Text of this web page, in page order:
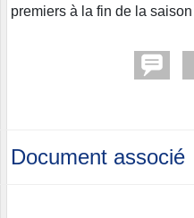
premiers à la fin de la
Document associé